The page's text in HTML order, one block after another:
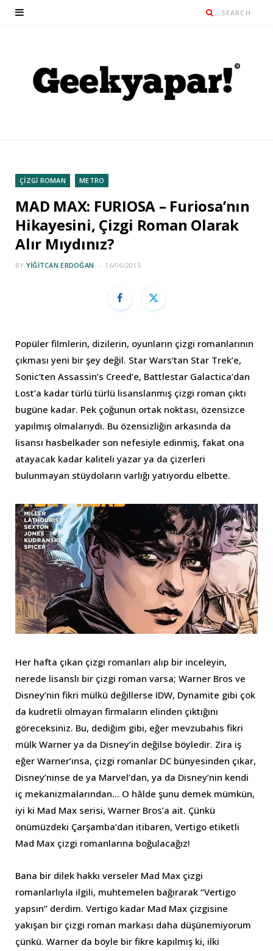
ÇİZGİ ROMAN METRO
MAD MAX: FURIOSA – Furiosa’nın
Hikayesini, Çizgi Roman Olarak
Alır Mıydınız?
BY YIĞITCAN ERDOĞAN 16/06/2015
Popüler filmlerin, dizilerin, oyunların çizgi romanlarının
çıkması yeni bir şey değil. Star Wars’tan Star Trek’e,
Sonic’ten Assassin’s Creed’e, Battlestar Galactica’dan
Lost’a kadar türlü türlü lisanslanmış çizgi roman çıktı
bugüne kadar. Pek çoğunun ortak noktası, özensizce
yapılmış olmalarıydı. Bu özensizliğin arkasında da
lisansı hasbelkader son nefesiyle edinmiş, fakat ona
atayacak kadar kaliteli yazar ya da çizerleri
bulunmayan stüydoların varlığı yatıyordu elbette.
Her hafta çıkan çizgi romanları alıp bir inceleyin,
nerede lisanslı bir çizgi roman varsa; Warner Bros ve
Disney’nin fikri mülkü değillerse IDW, Dynamite gibi çok
da kudretli olmayan firmaların elinden çıktığını
göreceksiniz. Bu, dediğim gibi, eğer mevzubahis fikri
mülk Warner ya da Disney’in değilse böyledir. Zira iş
eğer Warner’ınsa, çizgi romanlar DC bünyesinden çıkar,
Disney’ninse de ya Marvel’dan, ya da Disney’nin kendi
iç mekanizmalarından… O hâlde şunu demek mümkün,
iyi ki Mad Max serisi, Warner Bros’a ait. Çünkü
önümüzdeki Çarşamba’dan itibaren, Vertigo etiketli
Mad Max çizgi romanlarına boğulacağız!
Bana bir dilek hakkı verseler Mad Max çizgi
romanlarlıyla ilgili, muhtemelen bağırarak “Vertigo
yapsın” derdim. Vertigo kadar Mad Max çizgisine
yakışan bir çizgi roman markası daha düşünemiyorum
çünkü. Warner da böyle bir fikre kapılmış ki, ilki